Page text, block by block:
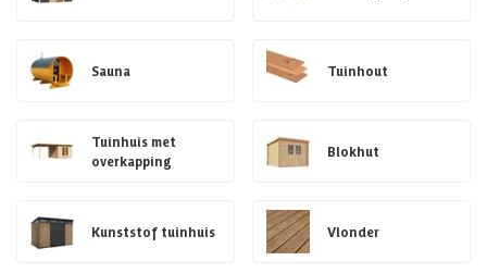
Sauna Tuinhout
Tuinhuis met
overkapping
Blokhut
Kunststof tuinhuis Vlonder